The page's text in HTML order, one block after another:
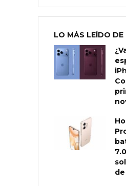
LO MÁS LEÍDO